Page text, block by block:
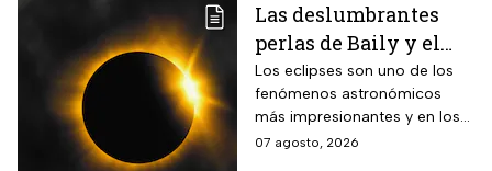
Las deslumbrantes
perlas de Baily y el
anillo de diamantes
que se verán en el
eclipse solar total
Los eclipses son uno de los
fenómenos astronómicos
más impresionantes y en los
próximos días habrá un
07 agosto, 2026